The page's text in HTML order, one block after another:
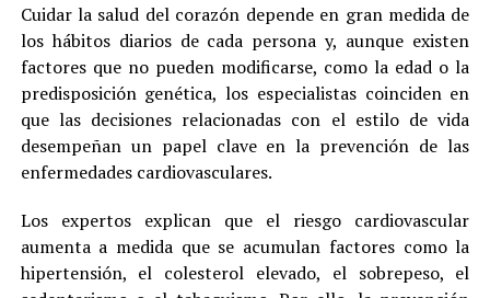
Cuidar la salud del corazón depende en gran medida de
los hábitos diarios de cada persona y, aunque existen
factores que no pueden modificarse, como la edad o la
predisposición genética, los especialistas coinciden en
que las decisiones relacionadas con el estilo de vida
desempeñan un papel clave en la prevención de las
enfermedades cardiovasculares.
Los expertos explican que el riesgo cardiovascular
aumenta a medida que se acumulan factores como la
hipertensión, el colesterol elevado, el sobrepeso, el